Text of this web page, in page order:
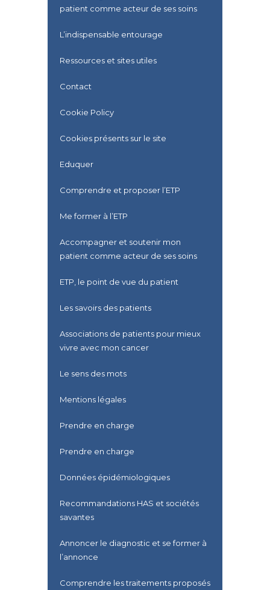
patient comme acteur de ses soins
L’indispensable entourage
Ressources et sites utiles
Contact
Cookie Policy
Cookies présents sur le site
Eduquer
Comprendre et proposer l’ETP
Me former à l’ETP
Accompagner et soutenir mon
patient comme acteur de ses soins
ETP, le point de vue du patient
Les savoirs des patients
Associations de patients pour mieux
vivre avec mon cancer
Le sens des mots
Mentions légales
Prendre en charge
Prendre en charge
Données épidémiologiques
Recommandations HAS et sociétés
savantes
Annoncer le diagnostic et se former à
l’annonce
Comprendre les traitements proposés